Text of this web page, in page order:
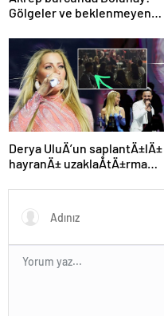
Gölgeler ve beklenmeyen
Derya UluÄ’un saplantÄ±lÄ±
hayranÄ± uzaklaÅtÄ±rma
Ã¶n sÄ±radan konseri izledi